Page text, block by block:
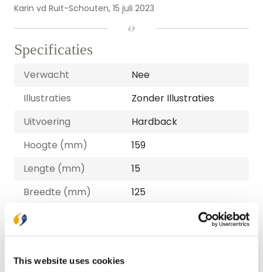
This website uses cookies
Karin vd Ruit-Schouten, 15 juli 2023
Specificaties
Verwacht
Nee
Illustraties
Zonder Illustraties
Uitvoering
Hardback
Hoogte (mm)
159
Lengte (mm)
15
Breedte (mm)
125
Gewicht (G)
ISBN
9789464250756
Druk